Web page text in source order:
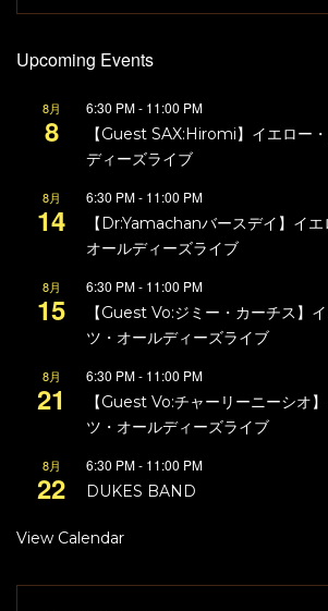
Upcoming Events
8月
8
6:30 PM- 11:00 PM
【Guest SAX:Hiromi】イエロー
ディーズライブ
8月
14
6:30 PM- 11:00 PM
【Dr:Yamachanバースデイ】イエ
オールディーズライブ
8月
15
6:30 PM- 11:00 PM
【Guest Vo:ジミー・カーチス】
ツ・オールディーズライブ
8月
21
6:30 PM- 11:00 PM
【Guest Vo:チャーリーニーシオ
ツ・オールディーズライブ
8月
22
6:30 PM- 11:00 PM
DUKES BAND
View Calendar